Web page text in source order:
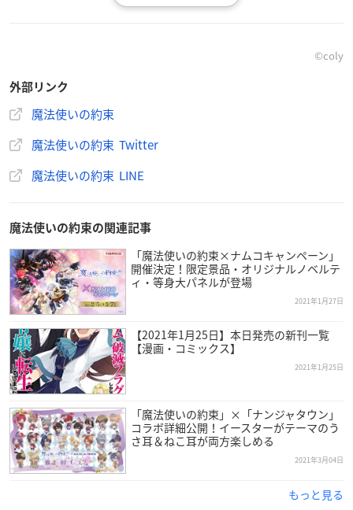
排出されるSSRカードはシリーズSSRカードのみ！さらにシリ
ーズSRカードとRカードの排出率がUP！またRカードの排出率
がUPしたスペシャルポイントガチャも登場します！
期間中、ログインすることで最大マナ
石100個とSR以上確定ガチャチケット
期間限定訓練依頼登場＆デイリー依頼全クリア報酬3倍
期間限定依頼として訓練が登場！五国
で訓練を行って豪華報酬をGETしまし
ょう！
さらに期間中、デイリー依頼全クリア報酬がなんと通常の3倍
に！期間限定依頼とデイリー依頼を全部クリアするだけで、最
大マナ石90個が入手できます。ぜひお見逃しなく！
アプリ概要
©coly
外部リンク
魔法使いの約束
魔法使いの約束 Twitter
魔法使いの約束 LINE
魔法使いの約束の関連記事
「魔法使いの約束×ナムコキャンペーン」
開催決定！限定景品・オリジナルノベルテ
ィ・等身大パネルが登場
2021年1月27日
【2021年1月25日】本日発売の新刊一覧
【漫画・コミックス】
2021年1月25日
「魔法使いの約束」×「ナンジャタウン」
コラボ詳細公開！イースターがテーマのう
さ耳＆ねこ耳が両方楽しめる
2021年3月04日
もっと見る